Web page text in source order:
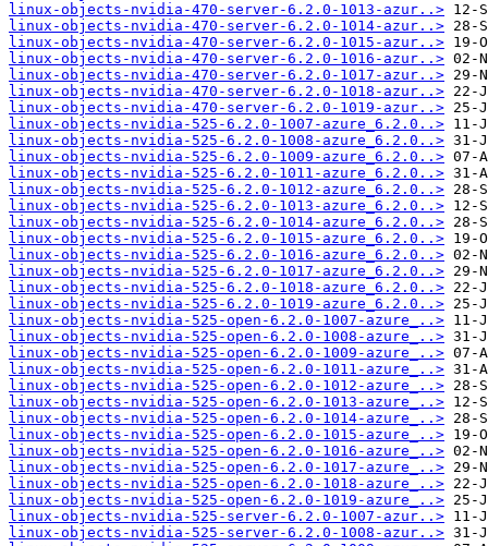
linux-objects-nvidia-470-server-6.2.0-1013-azur..>
linux-objects-nvidia-470-server-6.2.0-1014-azur..>
linux-objects-nvidia-470-server-6.2.0-1015-azur..>
linux-objects-nvidia-470-server-6.2.0-1016-azur..>
linux-objects-nvidia-470-server-6.2.0-1017-azur..>
linux-objects-nvidia-470-server-6.2.0-1018-azur..>
linux-objects-nvidia-470-server-6.2.0-1019-azur..>
linux-objects-nvidia-525-6.2.0-1007-azure_6.2.0..>
linux-objects-nvidia-525-6.2.0-1008-azure_6.2.0..>
linux-objects-nvidia-525-6.2.0-1009-azure_6.2.0..>
linux-objects-nvidia-525-6.2.0-1011-azure_6.2.0..>
linux-objects-nvidia-525-6.2.0-1012-azure_6.2.0..>
linux-objects-nvidia-525-6.2.0-1013-azure_6.2.0..>
linux-objects-nvidia-525-6.2.0-1014-azure_6.2.0..>
linux-objects-nvidia-525-6.2.0-1015-azure_6.2.0..>
linux-objects-nvidia-525-6.2.0-1016-azure_6.2.0..>
linux-objects-nvidia-525-6.2.0-1017-azure_6.2.0..>
linux-objects-nvidia-525-6.2.0-1018-azure_6.2.0..>
linux-objects-nvidia-525-6.2.0-1019-azure_6.2.0..>
linux-objects-nvidia-525-open-6.2.0-1007-azure_..>
linux-objects-nvidia-525-open-6.2.0-1008-azure_..>
linux-objects-nvidia-525-open-6.2.0-1009-azure_..>
linux-objects-nvidia-525-open-6.2.0-1011-azure_..>
linux-objects-nvidia-525-open-6.2.0-1012-azure_..>
linux-objects-nvidia-525-open-6.2.0-1013-azure_..>
linux-objects-nvidia-525-open-6.2.0-1014-azure_..>
linux-objects-nvidia-525-open-6.2.0-1015-azure_..>
linux-objects-nvidia-525-open-6.2.0-1016-azure_..>
linux-objects-nvidia-525-open-6.2.0-1017-azure_..>
linux-objects-nvidia-525-open-6.2.0-1018-azure_..>
linux-objects-nvidia-525-open-6.2.0-1019-azure_..>
linux-objects-nvidia-525-server-6.2.0-1007-azur..>
linux-objects-nvidia-525-server-6.2.0-1008-azur..>